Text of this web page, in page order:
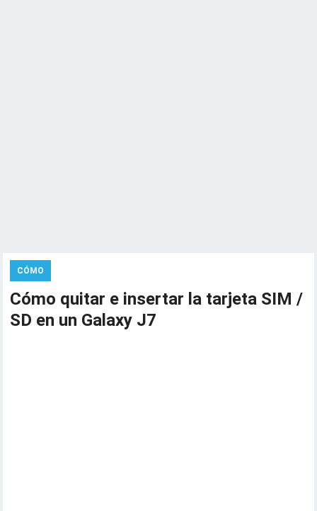
CÓMO
Cómo quitar e insertar la tarjeta SIM /
SD en un Galaxy J7